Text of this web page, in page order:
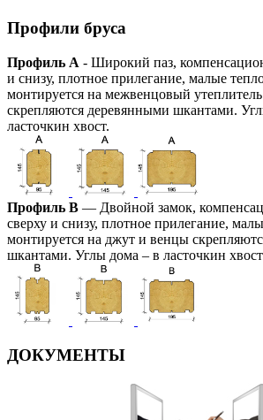
Профили бруса
Профиль А - Широкий паз,
и снизу, плотное прилегание, малые
монтируется на межвенцовый
скрепляются деревянными шкантами.
ласточкин хвост.
Профиль В — Двойной замок,
сверху и снизу, плотное прилегание,
монтируется на джут и венцы
шкантами. Углы дома – в ласточкин
ДОКУМЕНТЫ